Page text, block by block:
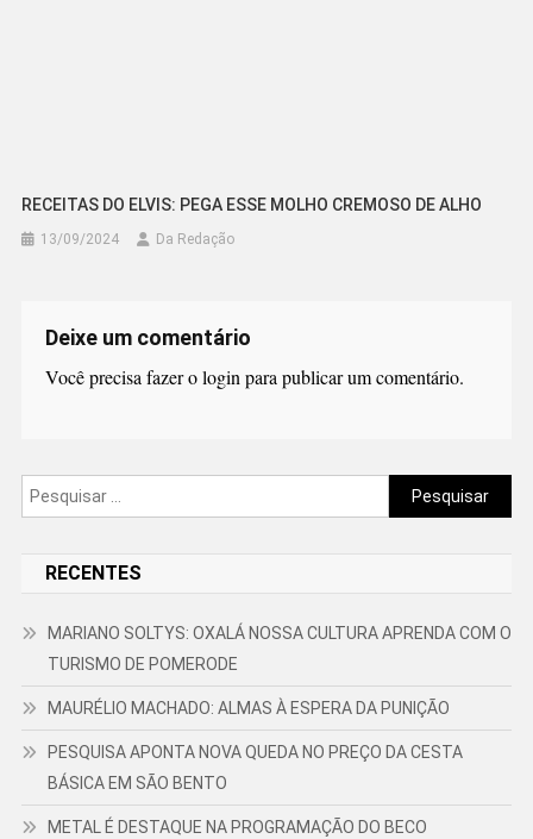
RECEITAS DO ELVIS: PEGA ESSE MOLHO CREMOSO DE ALHO
13/09/2024 Da Redação
Deixe um comentário
Você precisa fazer ologinpara publicar um comentário.
Pesquisar
por:
RECENTES
MARIANO SOLTYS: OXALÁ NOSSA CULTURA APRENDA COM O
TURISMO DE POMERODE
MAURÉLIO MACHADO: ALMAS À ESPERA DA PUNIÇÃO
PESQUISA APONTA NOVA QUEDA NO PREÇO DA CESTA
BÁSICA EM SÃO BENTO
METAL É DESTAQUE NA PROGRAMAÇÃO DO BECO